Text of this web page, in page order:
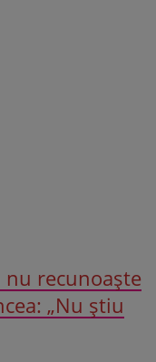
nu recunoaște
„Nu știu